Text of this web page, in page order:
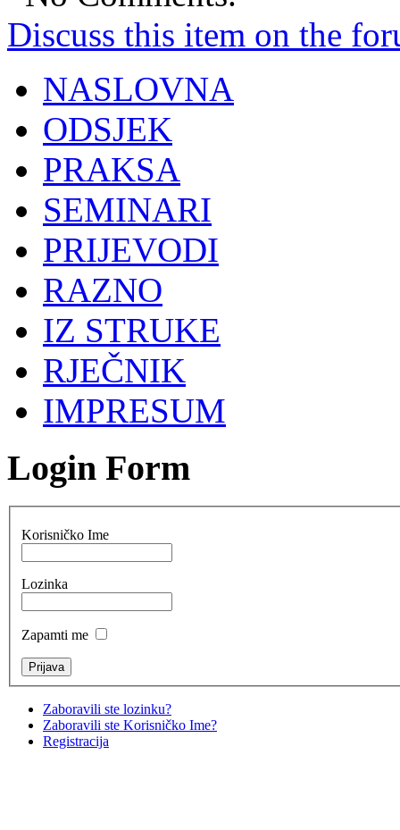
Discuss this item on the
NASLOVNA
ODSJEK
PRAKSA
SEMINARI
PRIJEVODI
RAZNO
IZ STRUKE
RJEČNIK
IMPRESUM
Login Form
Korisničko Ime
Lozinka
Zapamti me
Zaboravili ste lozinku?
Zaboravili ste Korisničko Ime?
Registracija